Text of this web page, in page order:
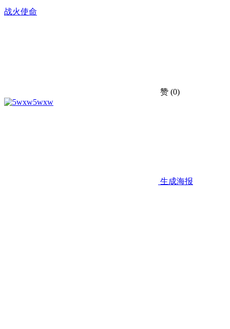
战火使命
赞 (0)
5wxw
生成海报